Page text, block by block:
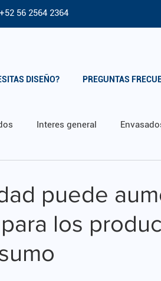
+52 56 2564 2364
DISEÑO? PREGUNTAS
Interes general
puede
los